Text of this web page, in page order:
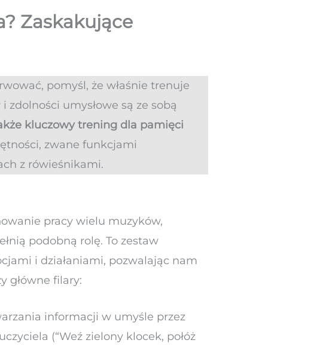
Zaskakujące
pomyśl, że właśnie trenuje
umysłowe są ze sobą
kluczowy trening dla pamięci
zwane funkcjami
z rówieśnikami.
pracy wielu muzyków,
podobną rolę. To zestaw
i działaniami, pozwalając nam
główne filary:
informacji w umyśle przez
(“Weź zielony klocek, połóż